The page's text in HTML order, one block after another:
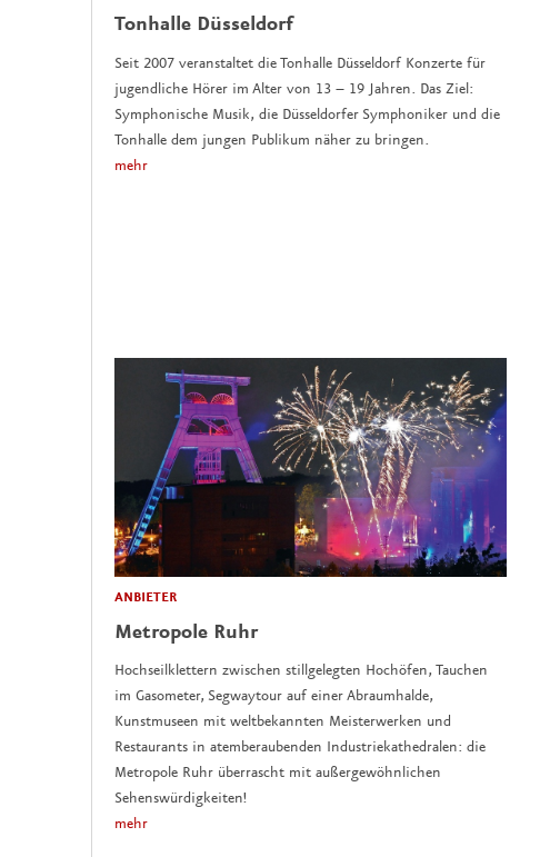
Tonhalle Düsseldorf
Seit 2007 veranstaltet die Tonhalle Düsseldorf Konzerte für
jugendliche Hörer im Alter von 13 – 19 Jahren. Das Ziel:
Symphonische Musik, die Düsseldorfer Symphoniker und die
Tonhalle dem jungen Publikum näher zu bringen.
mehr
ANBIETER
Metropole Ruhr
Hochseilklettern zwischen stillgelegten Hochöfen, Tauchen
im Gasometer, Segwaytour auf einer Abraumhalde,
Kunstmuseen mit weltbekannten Meisterwerken und
Restaurants in atemberaubenden Industriekathedralen: die
Metropole Ruhr überrascht mit außergewöhnlichen
Sehenswürdigkeiten!
mehr